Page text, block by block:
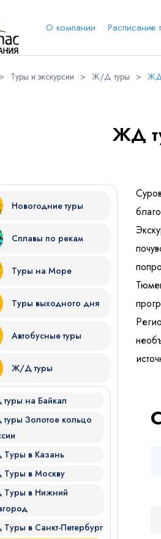
О компании Расписание
> Туры и экскурсии > Ж/Д туры > ЖД
ЖД
Новогодние туры
Сплавы по рекам
Туры на Море
Туры выходного дня
Автобусные туры
Ж/Д туры
на Байкал
Золотое кольцо
в Казань
в Москву
в Нижний
в Санкт-Петербург
бы Вы хотели отправиться?
Я даю согласие на
Отправить